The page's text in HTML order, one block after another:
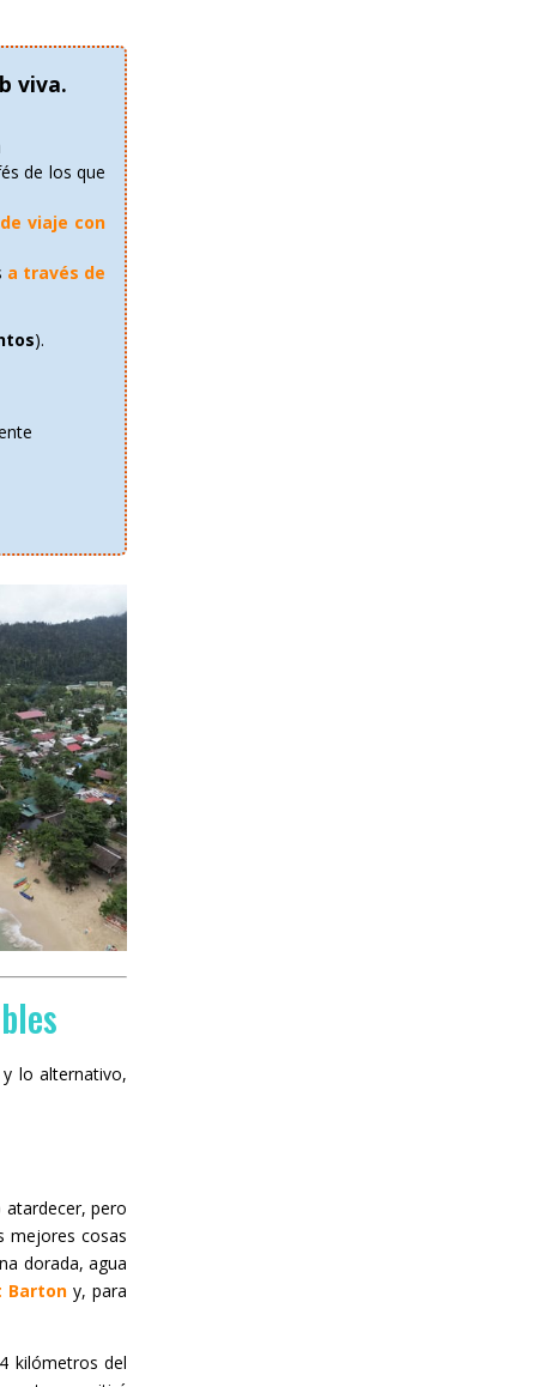
viva.
de los que
viaje con
a través de
).
lo alternativo,
pero
mejores cosas
dorada, agua
Barton y, para
kilómetros del